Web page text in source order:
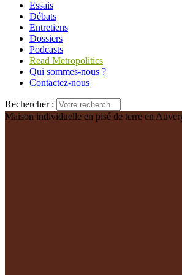
Essais
Débats
Entretiens
Dossiers
Podcasts
Read Metropolitics
Qui sommes-nous ?
Contactez-nous
Rechercher :
Maison individuelle en pisé de terre en